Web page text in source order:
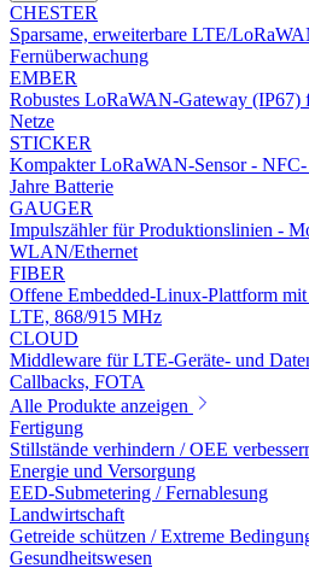
CHESTER
Sparsame, erweiterbare LTE/
Fernüberwachung
EMBER
Robustes LoRaWAN-Gateway (IP67)
Netze
STICKER
Kompakter LoRaWAN-Sensor -
Jahre Batterie
GAUGER
Impulszähler für Produktionslinien -
WLAN/Ethernet
FIBER
Offene Embedded-Linux-Plattform
LTE, 868/915 MHz
CLOUD
Middleware für LTE-Geräte- und
Callbacks, FOTA
Alle Produkte anzeigen
Fertigung
Stillstände verhindern / OEE
Energie und Versorgung
EED-Submetering / Fernablesung
Landwirtschaft
Getreide schützen / Extreme
Gesundheitswesen